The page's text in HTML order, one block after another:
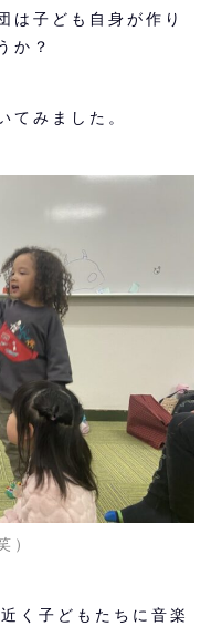
は子ども自身が作り
か？
てみました。
）
く子どもたちに音楽